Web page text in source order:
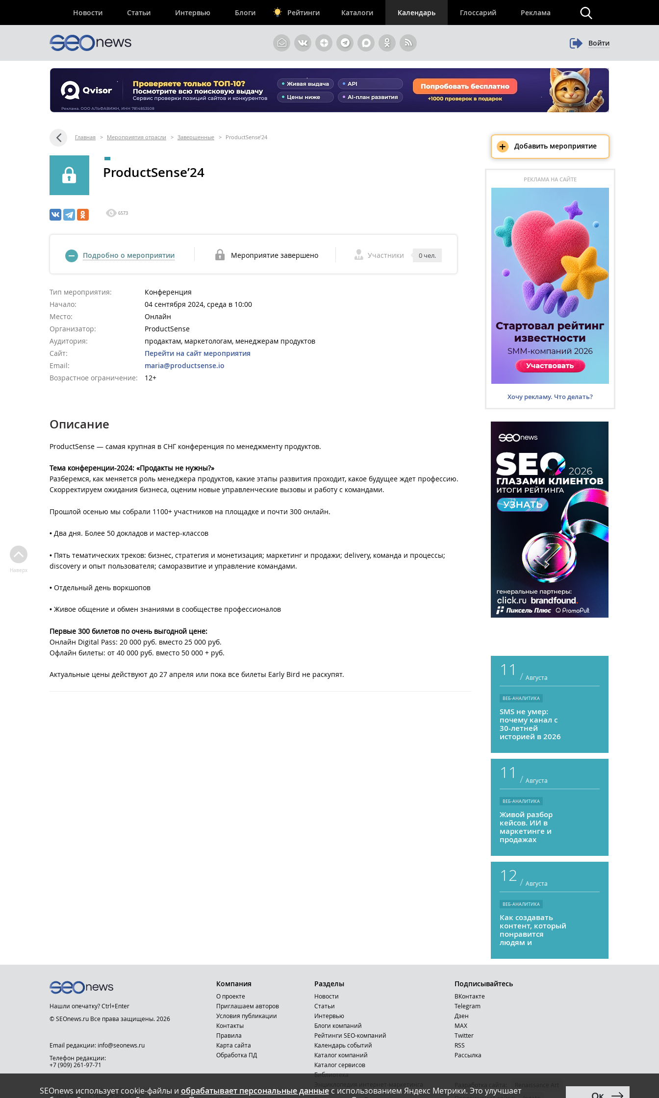
Новости Статьи Интервью Блоги Рейтинги Каталоги Календарь Глоссарий Реклама
Войти
Главная > Мероприятия отрасли > Завершенные > ProductSense’24
ProductSense’24
6573
Подробно о мероприятии Мероприятие завершено Участники 0 чел.
Тип мероприятия:
Конференция
Начало:
04 сентября 2024, среда в 10:00
Место:
Онлайн
Организатор:
ProductSense
Аудитория:
продактам, маркетологам, менеджерам продуктов
Сайт:
Перейти на сайт мероприятия
Email:
maria@productsense.io
Возрастное ограничение:
12+
Описание
ProductSense — самая крупная в СНГ конференция по менеджменту продуктов.
Тема конференции-2024: «Продакты не нужны?»
Разберемся, как меняется роль менеджера продуктов, какие этапы развития проходит, какое будущее ждет профессию.
Скорректируем ожидания бизнеса, оценим новые управленческие вызовы и работу с командами.
Прошлой осенью мы собрали 1100+ участников на площадке и почти 300 онлайн.
• Два дня. Более 50 докладов и мастер-классов
• Пять тематических треков: бизнес, стратегия и монетизация; маркетинг и продажи; delivery, команда и процессы;
discovery и опыт пользователя; саморазвитие и управление командами.
• Отдельный день воркшопов
• Живое общение и обмен знаниями в сообществе профессионалов
Первые 300 билетов по очень выгодной цене:
Онлайн Digital Pass: 20 000 руб. вместо 25 000 руб.
Офлайн билеты: от 40 000 руб. вместо 50 000 + руб.
Актуальные цены действуют до 27 апреля или пока все билеты Early Bird не раскупят.
Наверх
+ Добавить мероприятие
РЕКЛАМА НА САЙТЕ
Хочу рекламу. Что делать?
11 / Августа
ВЕБ-АНАЛИТИКА
SMS не умер:
почему канал с
30-летней
историей в 2026
приносить ROMI
выше, чем
мессенджеры
11 / Августа
ВЕБ-АНАЛИТИКА
Живой разбор
кейсов. ИИ в
маркетинге и
продажах
12 / Августа
ВЕБ-АНАЛИТИКА
Как создавать
контент, который
понравится
людям и
SEOnews использует cookie-файлы и обрабатывает персональные данныес использованием Яндекс Метрики. Это улучшает
Нашли опечатку? Ctrl+Enter
© SEOnews.ru Все права защищены. 2026
Email редакции: info@seonews.ru
Телефон редакции:
+7 (909) 261-97-71
This site is protected by reCAPTCHA and the Google
Privacy Policyand Terms of Serviceapply.
Компания
О проекте
Приглашаем авторов
Условия публикации
Контакты
Правила
Карта сайта
Обработка ПД
Разделы
Новости
Статьи
Интервью
Блоги компаний
Рейтинги SEO-компаний
Календарь событий
Каталог компаний
Каталог сервисов
Библиотека
Подписывайтесь
ВКонтакте
Telegram
Дзен
MAX
Тwitter
RSS
Рассылка